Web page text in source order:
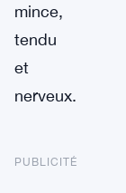
mince,
tendu
et
nerveux.
PUBLICITÉ